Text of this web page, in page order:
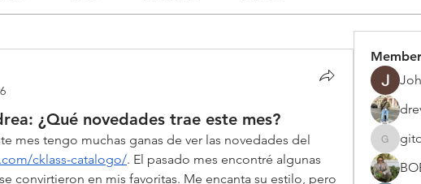
¿Qué novedades trae este mes?
cklass-catalogo/. El pasado mes encontré algunas
convirtieron en mis favoritas. Me encanta su estilo, pero